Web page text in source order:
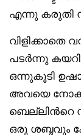
എന്നു കരുതി
വിളിക്കാതെ
പടർന്നു
ഒന്നുകൂടി
അവയെ
ബെല്ലിൻറെ
ഒരു ശബ്ദവും